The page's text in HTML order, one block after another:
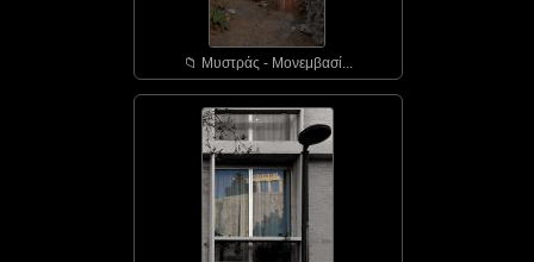
📁︎ Μυστράς - Μονεμβασί...